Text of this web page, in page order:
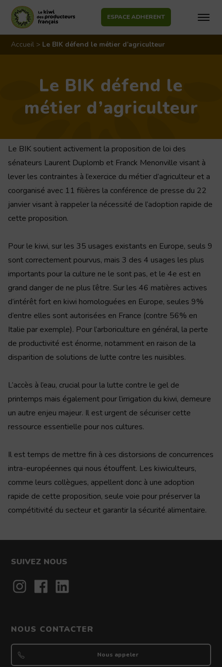
Aller
au
ESPACE ADHERENT
Accueil > Le BIK défend le métier d’agriculteur
Le BIK défend le
métier d’agriculteur
Le BIK soutient activement la proposition de loi des
sénateurs Laurent Duplomb et Franck Menonville visant à
lever les contraintes à l’exercice du métier d’agriculteur et a
coorganisé avec 11 filières la conférence de presse du 22
janvier visant à rappeler la nécessité de l’adoption rapide de
cette proposition.
Pour le kiwi, sur les 35 usages existants en Europe, seuls 9
sont correctement pourvus, mais 3 des 4 usages les plus
importants pour la culture ne le sont pas, et le 4e est en
grand danger de ne plus l’être. Sur les 46 matières actives
d’intérêt fort en kiwi homologuées en Europe, seules 9%
d’entre elles sont autorisées en France (contre 56% en
Italie par exemple). Pour l’arboriculture en général, la perte
de productivité est énorme, notamment en raison de la
disparition de solutions de lutte contre les nuisibles.
L’accès à l’eau, crucial pour la lutte contre le gel de
printemps mais également pour l’irrigation du kiwi, demeure
un autre enjeu majeur. Il est urgent de sécuriser cette
ressource essentielle pour nos cultures.
Il est temps de mettre fin à ces distorsions de concurrences
intra-européennes qui nous étouffent. Les kiwiculteurs,
comme leurs collègues, appellent donc à une adoption
rapide de cette proposition, seule voie pour préserver la
compétitivité du secteur et garantir la sécurité alimentaire.
SUIVEZ NOUS
Contact
NOUS CONTACTER
Nous appeler